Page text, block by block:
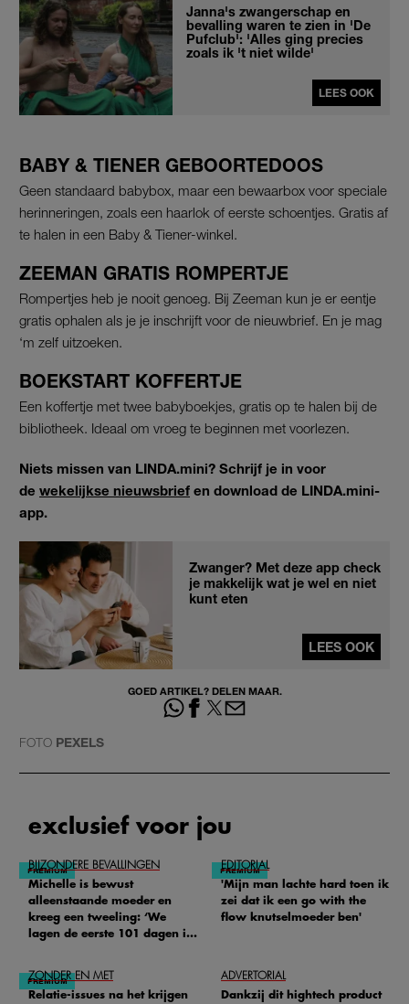
Janna's zwangerschap en
bevalling waren te zien in 'De
Pufclub': 'Alles ging precies
zoals ik 't niet wilde'
LEES OOK
BABY & TIENER GEBOORTEDOOS
Geen standaard babybox, maar een bewaarbox voor speciale
herinneringen, zoals een haarlok of eerste schoentjes. Gratis af
te halen in een Baby & Tiener-winkel.
ZEEMAN GRATIS ROMPERTJE
Rompertjes heb je nooit genoeg. Bij Zeeman kun je er eentje
gratis ophalen als je je inschrijft voor de nieuwbrief. En je mag
‘m zelf uitzoeken.
BOEKSTART KOFFERTJE
Een koffertje met twee babyboekjes, gratis op te halen bij de
bibliotheek. Ideaal om vroeg te beginnen met voorlezen.
Niets missen van LINDA.mini? Schrijf je in voor
de wekelijkse nieuwsbrief en download de LINDA.mini-
app.
Zwanger? Met deze app check
je makkelijk wat je wel en niet
kunt eten
LEES OOK
GOED ARTIKEL? DELEN MAAR.
FOTO PEXELS
exclusief voor jou
BIJZONDERE BEVALLINGEN
Michelle is bewust
alleenstaande moeder en
kreeg een tweeling: ‘We
lagen de eerste 101 dagen in
EDITORIAL
'Mijn man lachte hard toen ik
zei dat ik een go with the
flow knutselmoeder ben'
ZONDER EN MET
Relatie-issues na het krijgen
ADVERTORIAL
Dankzij dit hightech product